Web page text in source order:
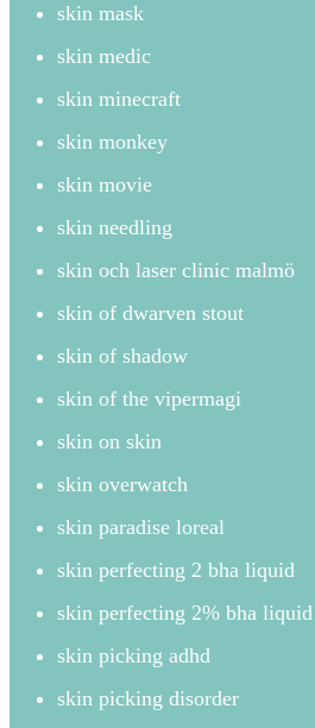
skin mask
skin medic
skin minecraft
skin monkey
skin movie
skin needling
skin och laser clinic malmö
skin of dwarven stout
skin of shadow
skin of the vipermagi
skin on skin
skin overwatch
skin paradise loreal
skin perfecting 2 bha liquid
skin perfecting 2% bha liquid
skin picking adhd
skin picking disorder